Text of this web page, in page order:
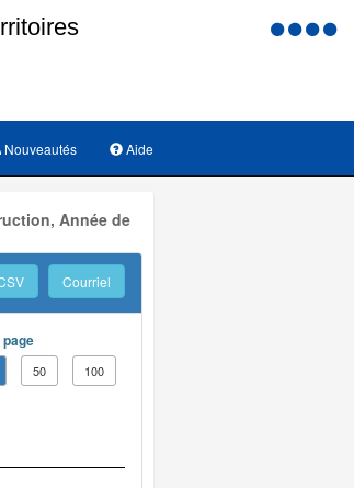
Menu
Aide
Nouveautés
Année de
Courriel
50 100